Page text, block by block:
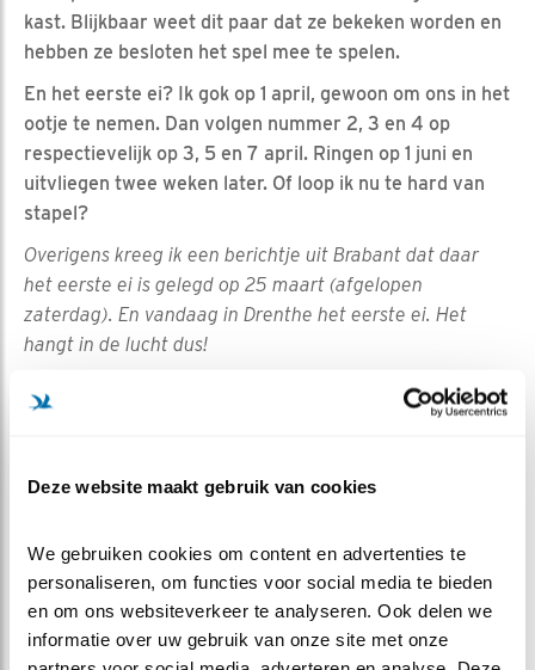
Deze website maakt gebruik van cookies
We gebruiken cookies om content en advertenties te
personaliseren, om functies voor social media te bieden
en om ons websiteverkeer te analyseren. Ook delen we
informatie over uw gebruik van onze site met onze
kast. Blijkbaar weet dit paar dat ze bekeken worden en
hebben ze besloten het spel mee te spelen.
En het eerste ei? Ik gok op 1 april, gewoon om ons in het
ootje te nemen. Dan volgen nummer 2, 3 en 4 op
respectievelijk op 3, 5 en 7 april. Ringen op 1 juni en
uitvliegen twee weken later. Of loop ik nu te hard van
stapel?
Overigens kreeg ik een berichtje uit Brabant dat daar
het eerste ei is gelegd op 25 maart (afgelopen
zaterdag). En vandaag in Drenthe het eerste ei. Het
hangt in de lucht dus!
Steenuilenoverleg Nederland (STONE) is een
landelijke werkgroep die steenuilenbescherming en
-onderzoek coördineert, stimuleert en faciliteert.
Daartoe wordt samengewerkt met relevante